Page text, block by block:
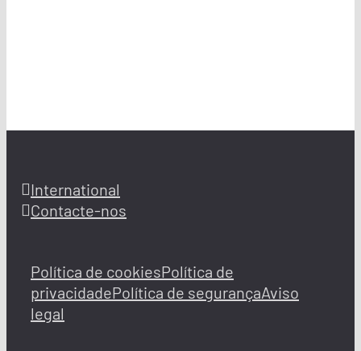
International
Contacte-nos
Política de cookiesPolítica de
privacidadePolítica de segurançaAviso
legal